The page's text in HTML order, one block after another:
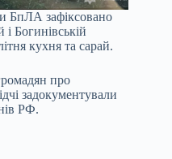
БпЛА зафіксовано
Богинівській
кухня та сарай.
про
задокументували
РФ.